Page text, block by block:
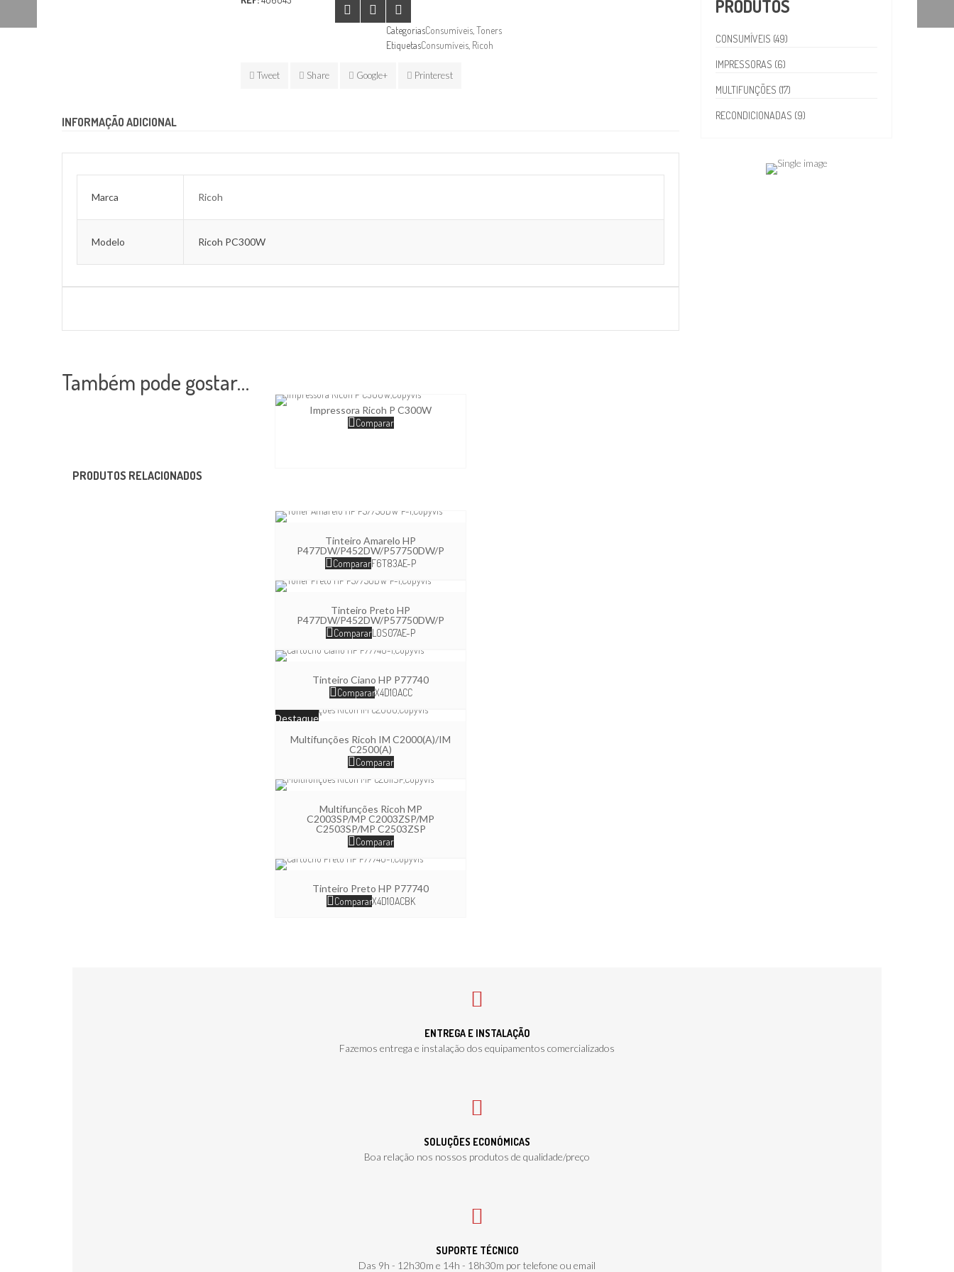
CategoriasConsumíveis Toners
EtiquetasConsumíveis Ricoh
Tweet Share Google+ Printerest
INFORMAÇÃO ADICIONAL
Marca Ricoh
Modelo Ricoh PC300W
Também pode gostar…
Impressora Ricoh P C300W
Comparar
PRODUTOS RELACIONADOS
Tinteiro Amarelo HP
P477DW/P452DW/P57750DW/P
CompararF6T83AE-P
Tinteiro Preto HP
P477DW/P452DW/P57750DW/P
CompararL0S07AE-P
Tinteiro Ciano HP P77740
CompararX4D10ACC
Destaque
Multifunções Ricoh IM C2000(A)/IM
C2500(A)
Comparar
Multifunções Ricoh MP
C2003SP/MP C2003ZSP/MP
C2503SP/MP C2503ZSP
Comparar
Tinteiro Preto HP P77740
CompararX4D10ACBK
PRODUTOS
CONSUMÍVEIS (49)
IMPRESSORAS (6)
MULTIFUNÇÕES (17)
RECONDICIONADAS (9)
ENTREGA E INSTALAÇÃO
Fazemos entrega e instalação dos equipamentos comercializados
SOLUÇÕES ECONÓMICAS
Boa relação nos nossos produtos de qualidade/preço
SUPORTE TÉCNICO
Das 9h - 12h30m e 14h - 18h30m por telefone ou email